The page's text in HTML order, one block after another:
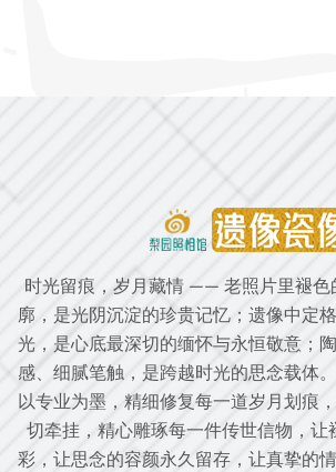
时光留痕，岁月藏情 —— 老照片里褪色
廓，是光阴沉淀的珍贵记忆；遗像中定
光，是心底最深切的缅怀与永恒敬意；
感、细腻笔触，是跨越时光的思念载体
以专业为墨，精细修复每一道岁月划痕
切牵挂，精心雕琢每一件传世信物，让
彩，让思念的容颜永久留存，让真挚的